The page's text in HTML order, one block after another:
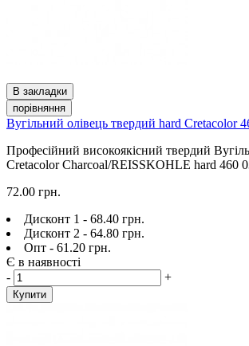
В закладки
порівняння
Вугільний олівець твердий hard Cretacolor
Професійний високоякісний твердий
Cretacolor Charcoal/REISSKOHLE hard 460
72.00 грн.
Дисконт 1 - 68.40 грн.
Дисконт 2 - 64.80 грн.
Опт - 61.20 грн.
Є в наявності
-
+
Купити